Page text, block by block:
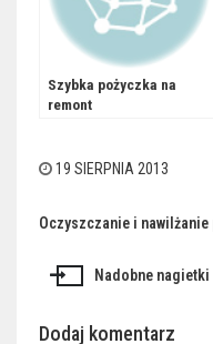
Szybka pożyczka na
remont
19 SIERPNIA 2013
Nawigacja
wpisu
Oczyszczanie i
Nadobne nagietki
Dodaj komentarz